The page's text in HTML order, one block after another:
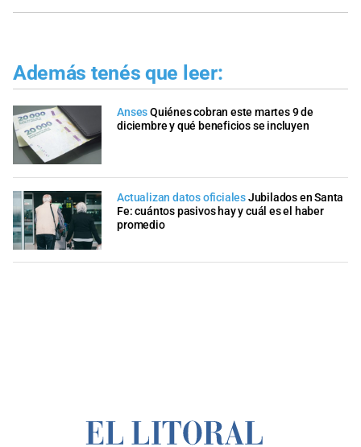
Además tenés que leer:
AnsesQuiénes cobran este martes 9 de
diciembre y qué beneficios se incluyen
Actualizan datos oficialesJubilados en Santa
Fe: cuántos pasivos hay y cuál es el haber
promedio